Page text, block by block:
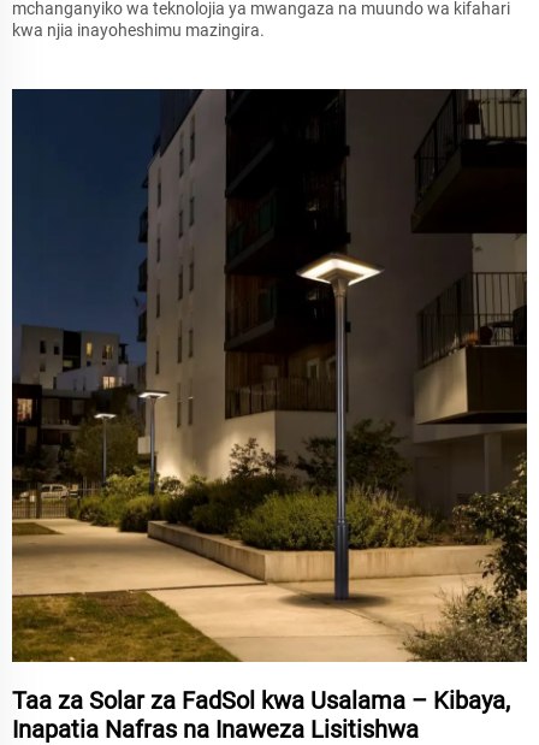
mchanganyiko wa teknolojia ya mwangaza na muundo wa kifahari
kwa njia inayoheshimu mazingira.
Taa za Solar za FadSol kwa Usalama – Kibaya,
Inapatia Nafras na Inaweza Lisitishwa